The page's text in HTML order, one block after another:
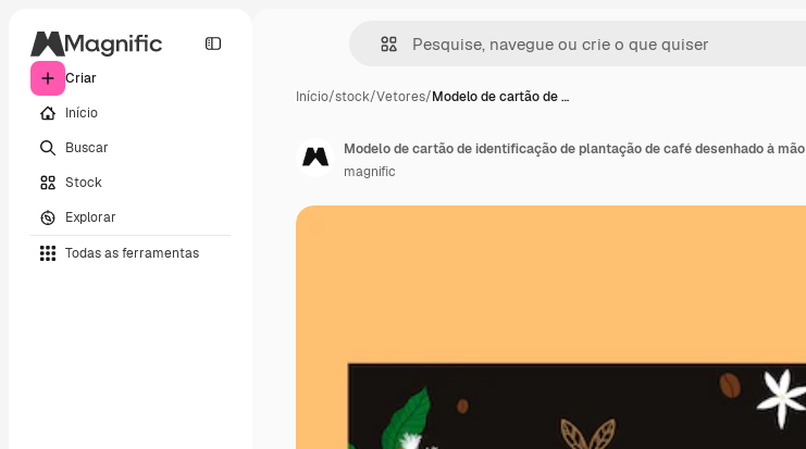
Criar
Início
Buscar
Stock
Explorar
Todas as ferramentas
Início/stock/Vetores/Modelo de cartão de …
Modelo de cartão de identificação de plantação de café desenhado à mão
magnific